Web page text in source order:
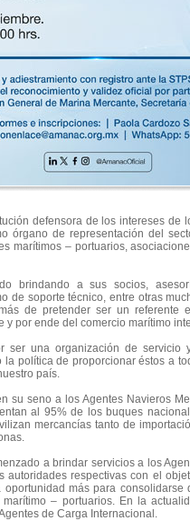
defensora de los intereses de
órgano de representación del
marítimos – portuarios,
brindando a sus socios,
de soporte técnico, entre otras
de pretender ser un
y por ende del comercio marítimo
ser una organización de servicio
política de proporcionar éstos a
país.
su seno a los Agentes Navieros
al 95% de los buques
mercancías tanto de
a brindar servicios a los
autoridades respectivas con el
más para consolidarse
– portuarios. En la
de Carga Internacional.